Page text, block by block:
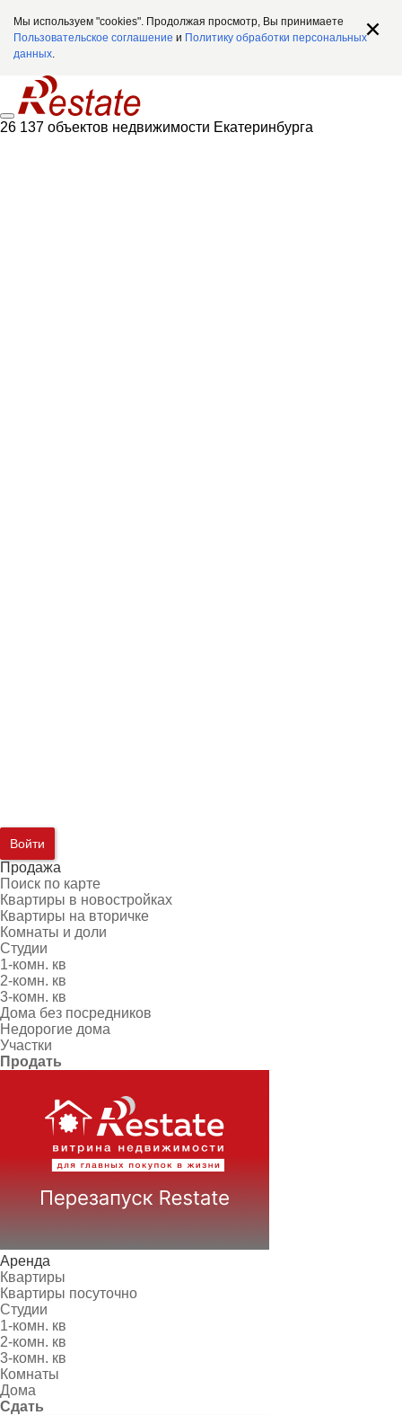
Мы используем "cookies". Продолжая просмотр, Вы принимаете
Пользовательское соглашение и Политику обработки персональных
данных.
26 137 объектов недвижимости Екатеринбурга
Войти
Продажа
Поиск по карте
Квартиры в новостройках
Квартиры на вторичке
Комнаты и доли
Студии
1-комн. кв
2-комн. кв
3-комн. кв
Дома без посредников
Недорогие дома
Участки
Продать
Аренда
Квартиры
Квартиры посуточно
Студии
1-комн. кв
2-комн. кв
3-комн. кв
Комнаты
Дома
Сдать